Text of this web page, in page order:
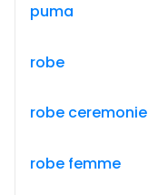
puma
robe
robe ceremonie
robe femme